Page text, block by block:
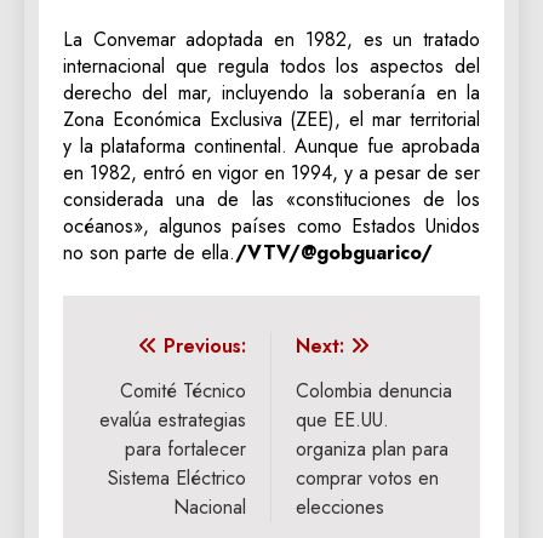
La Convemar adoptada en 1982, es un tratado
internacional que regula todos los aspectos del
derecho del mar, incluyendo la soberanía en la
Zona Económica Exclusiva (ZEE), el mar territorial
y la plataforma continental. Aunque fue aprobada
en 1982, entró en vigor en 1994, y a pesar de ser
considerada una de las «constituciones de los
océanos», algunos países como Estados Unidos
no son parte de ella./VTV/@gobguarico/
Navegación
de
entradas
Previous:
Comité Técnico
evalúa estrategias
para fortalecer
Sistema Eléctrico
Nacional
Next:
Colombia denuncia
que EE.UU.
organiza plan para
comprar votos en
elecciones